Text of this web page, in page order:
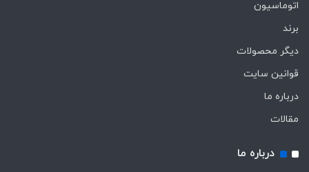
اتوماسیون
برند
دیگر محصولات
قوانین سایت
درباره ما
مقالات
درباره ما